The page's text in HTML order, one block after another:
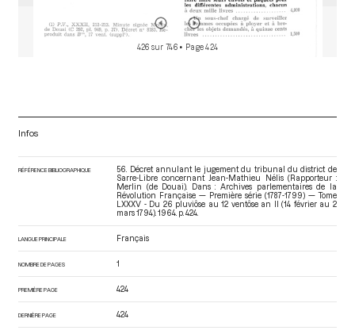
426 sur 746 • Page 424
Infos
RÉFÉRENCE BIBLIOGRAPHIQUE
56. Décret annulant le jugement du tribunal du district de
Sarre-Libre concernant Jean-Mathieu Nélis (Rapporteur :
Merlin (de Douai). Dans : Archives parlementaires de la
Révolution Française — Première série (1787-1799) — Tome
LXXXV - Du 26 pluviôse au 12 ventôse an II (14 février au 2
mars 1794) . 1964. p. 424.
LANGUE PRINCIPALE Français
NOMBRE DE PAGES 1
PREMIÈRE PAGE 424
DERNIÈRE PAGE 424